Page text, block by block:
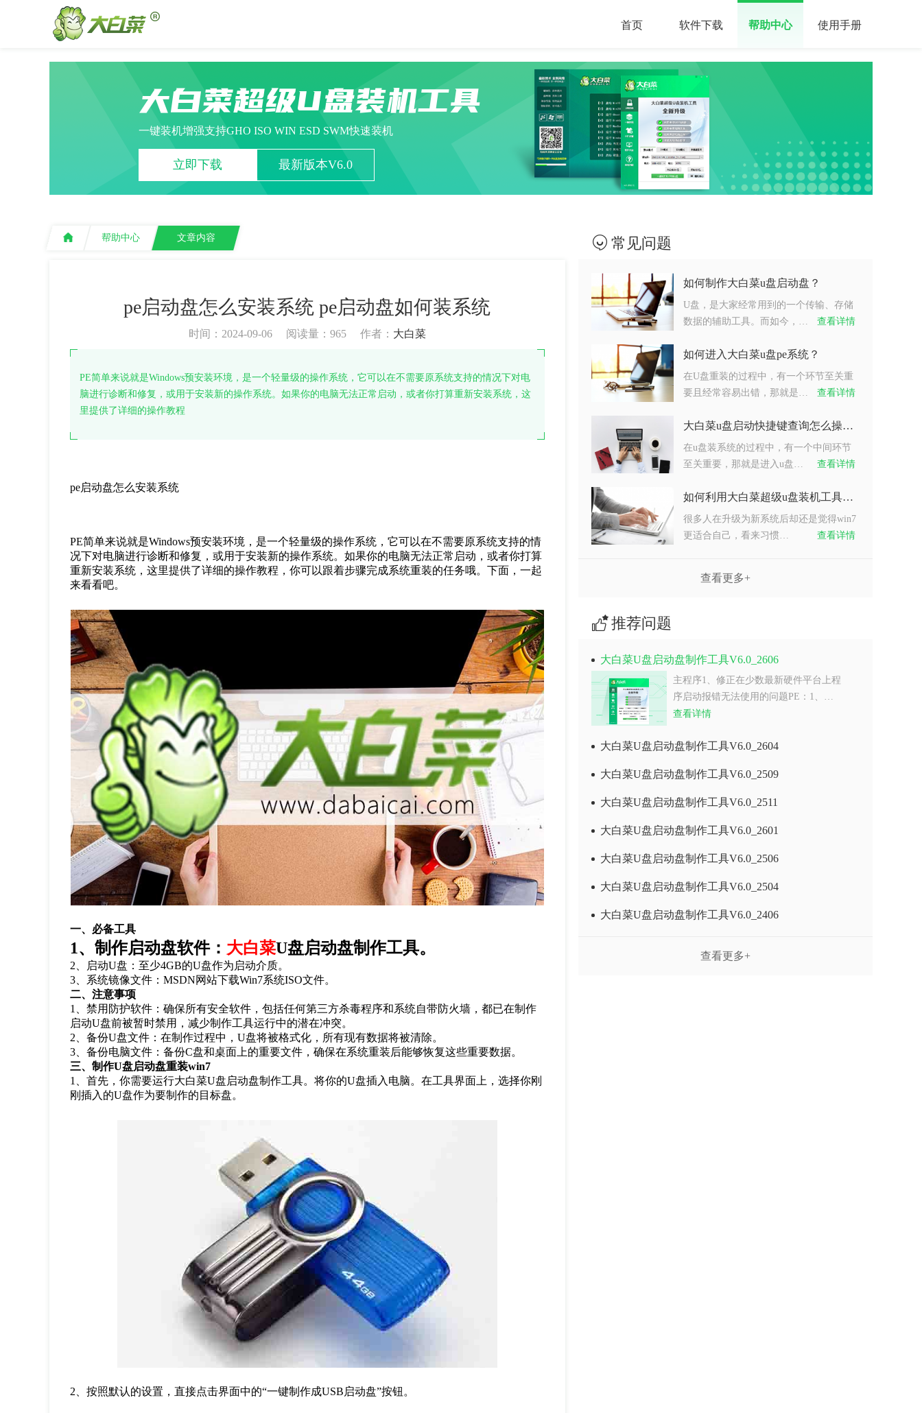
首页 软件下载 帮助中心 使用手册
大白菜超级U盘装机工具
一键装机增强支持GHO ISO WIN ESD SWM快速装机
立即下载 最新版本V6.0
帮助中心 文章内容
pe启动盘怎么安装系统 pe启动盘如何装系统
时间：2024-09-06 阅读量： 965 作者： 大白菜
PE简单来说就是Windows预安装环境，是一个轻量级的操作系统，它可以在不需要原系统支持的情况下对电
脑进行诊断和修复，或用于安装新的操作系统。如果你的电脑无法正常启动，或者你打算重新安装系统，这
里提供了详细的操作教程
pe启动盘怎么安装系统
PE简单来说就是Windows预安装环境，是一个轻量级的操作系统，它可以在不需要原系统支持的情
况下对电脑进行诊断和修复，或用于安装新的操作系统。如果你的电脑无法正常启动，或者你打算
重新安装系统，这里提供了详细的操作教程，你可以跟着步骤完成系统重装的任务哦。下面，一起
来看看吧。
一、必备工具
1、制作启动盘软件： 大白菜U盘启动盘制作工具。
2 、启动U盘：至少4GB的U盘作为启动介质。
3 、系统镜像文件：MSDN网站下载Win7系统ISO文件。
二、注意事项
1
、禁用防护软件：确保所有安全软件，包括任何第三方杀毒程序和系统自带防火墙，都已在制作
启动U盘前被暂时禁用，减少制作工具运行中的潜在冲突。
2 、备份U盘文件：在制作过程中，U盘将被格式化，所有现有数据将被清除。
3 、备份电脑文件：备份C盘和桌面上的重要文件，确保在系统重装后能够恢复这些重要数据。
三、制作U盘启动盘重装win7
1
、首先，你需要运行大白菜U盘启动盘制作工具。将你的U盘插入电脑。在工具界面上，选择你刚
刚插入的U盘作为要制作的目标盘。
2 、按照默认的设置，直接点击界面中的“一键制作成USB 启动盘”按钮。
常见问题
如何制作大白菜u盘启动盘？
U盘，是大家经常用到的一个传输、存储
数据的辅助工具。而如今，…
查看详情
如何进入大白菜u盘pe系统？
在U盘重装的过程中，有一个环节至关重
要且经常容易出错，那就是…
查看详情
大白菜u盘启动快捷键查询怎么操作？
在u盘装系统的过程中，有一个中间环节
至关重要，那就是进入u盘…
查看详情
如何利用大白菜超级u盘装机工具重装系统win7？
很多人在升级为新系统后却还是觉得win7
更适合自己，看来习惯…
查看详情
查看更多+
推荐问题
大白菜U盘启动盘制作工具V6.0_2606
主程序1、修正在少数最新硬件平台上程
序启动报错无法使用的问题PE：1、…
查看详情
大白菜U盘启动盘制作工具V6.0_2604
大白菜U盘启动盘制作工具V6.0_2509
大白菜U盘启动盘制作工具V6.0_2511
大白菜U盘启动盘制作工具V6.0_2601
大白菜U盘启动盘制作工具V6.0_2506
大白菜U盘启动盘制作工具V6.0_2504
大白菜U盘启动盘制作工具V6.0_2406
查看更多+